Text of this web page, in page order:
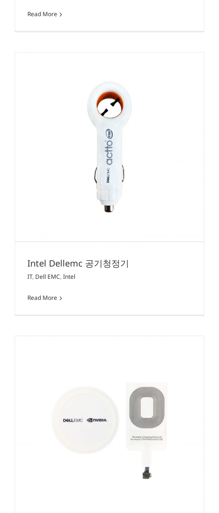
Read More
Intel Dellemc 공기청정기
IT, Dell EMC, Intel
Read More